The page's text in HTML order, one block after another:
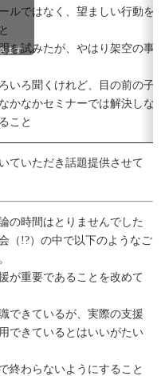
ルではなく、望ましい行動を
を試みたが、やはり架空の事
いろ聞くけれど、目の前の子
かなかセミナーでは解決しな
こと
ます
ていただき話題提供させて
の時間はとりませんでした
（!?）の中で以下のようなご
が重要であることを改めて
できているが、実際の支援
できているとはいいがたい
終わらないようにすること